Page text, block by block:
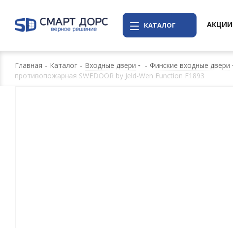
КАТАЛОГ АКЦИИ
Главная - Каталог - Входные двери - Финские входные двери
противопожарная SWEDOOR by Jeld-Wen Function F1893